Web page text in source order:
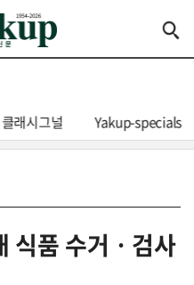
클래시그널 Yakup-specials
식품 수거ㆍ검사